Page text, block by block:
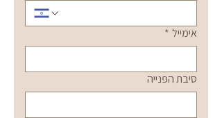
אימייל *
סיבת הפנייה